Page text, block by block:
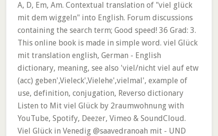
A, D, Em, Am. Contextual translation of "viel glück
mit dem wiggeln" into English. Forum discussions
containing the search term; Good speed! 36 Grad: 3.
This online book is made in simple word. viel Glück
mit translation english, German - English
dictionary, meaning, see also 'viel/nicht viel auf etw
(acc) geben',Vieleck',Vielehe',vielmal', example of
use, definition, conjugation, Reverso dictionary
Listen to Mit viel Glück by 2raumwohnung with
YouTube, Spotify, Deezer, Vimeo & SoundCloud.
Viel Glück in Venedig @saavedranoah mit - UND